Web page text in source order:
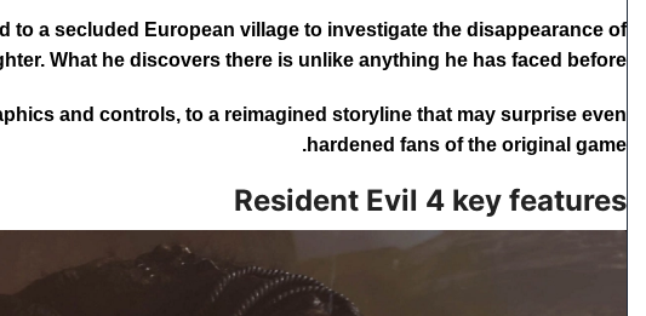
a secluded European village to investigate the disappearance of
What he discovers there is unlike anything he has faced before.
and controls, to a reimagined storyline that may surprise even
hardened fans of the original game.
Resident Evil 4 key features